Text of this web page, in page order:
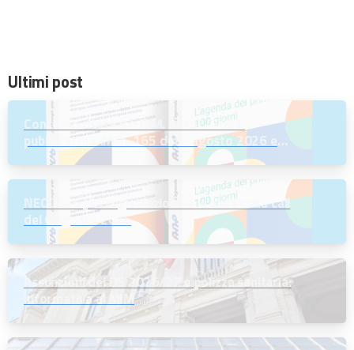
Ultimi post
Concorso riservato D.M. n. 197/2023:
pubblicati il D.M. n. 165 del 7 agosto 2026 e
l’Avviso per la scelta della regione
NEODS26 | La registrazione e le slide della call
del 6 agosto 2026
Assunzioni dei DS 2026/27 e polizza sanitaria:
informativa al MIM